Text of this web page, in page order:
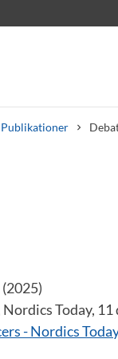
Publikationer
Today, 11
- Nordics